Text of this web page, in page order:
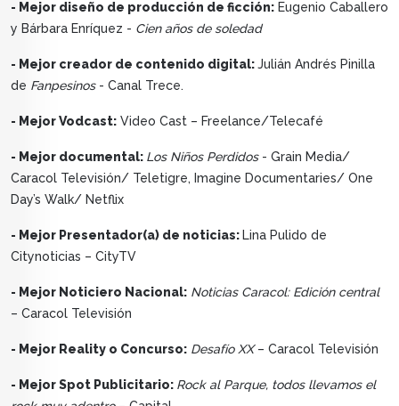
- Mejor diseño de producción de ficción: Eugenio Caballero
y Bárbara Enríquez - Cien años de soledad
- Mejor creador de contenido digital:Julián Andrés Pinilla
de Fanpesinos- Canal Trece.
- Mejor Vodcast: Video Cast – Freelance/Telecafé
- Mejor documental: Los Niños Perdidos- Grain Media/
Caracol Televisión/ Teletigre, Imagine Documentaries/ One
Day’s Walk/ Netflix
- Mejor Presentador(a) de noticias: Lina Pulido de
Citynoticias – CityTV
- Mejor Noticiero Nacional: Noticias Caracol: Edición central
– Caracol Televisión
- Mejor Reality o Concurso: Desafío XX– Caracol Televisión
- Mejor Spot Publicitario: Rock al Parque, todos llevamos el